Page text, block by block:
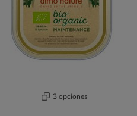
3 opciones